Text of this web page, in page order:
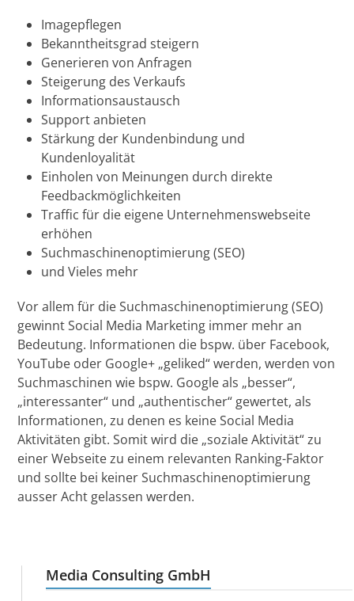
Imagepflegen
Bekanntheitsgrad steigern
Generieren von Anfragen
Steigerung des Verkaufs
Informationsaustausch
Support anbieten
Stärkung der Kundenbindung und
Kundenloyalität
Einholen von Meinungen durch direkte
Feedbackmöglichkeiten
Traffic für die eigene Unternehmenswebseite
erhöhen
Suchmaschinenoptimierung (SEO)
und Vieles mehr
Vor allem für die Suchmaschinenoptimierung (SEO)
gewinnt Social Media Marketing immer mehr an
Bedeutung. Informationen die bspw. über Facebook,
YouTube oder Google+ „geliked“ werden, werden von
Suchmaschinen wie bspw. Google als „besser“,
„interessanter“ und „authentischer“ gewertet, als
Informationen, zu denen es keine Social Media
Aktivitäten gibt. Somit wird die „soziale Aktivität“ zu
einer Webseite zu einem relevanten Ranking-Faktor
und sollte bei keiner Suchmaschinenoptimierung
ausser Acht gelassen werden.
Media Consulting GmbH